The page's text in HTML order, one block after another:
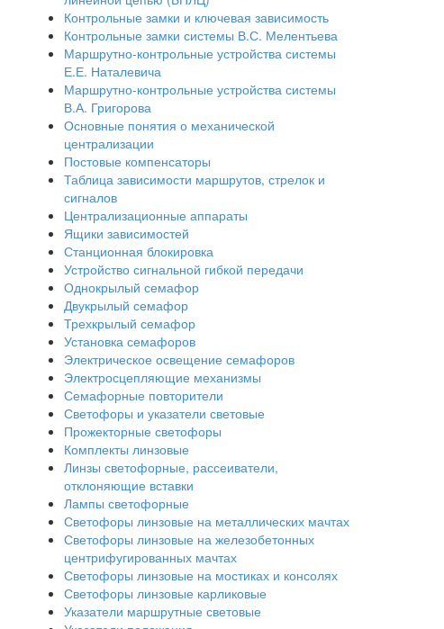
Контрольные замки и ключевая зависимость
Контрольные замки системы В.С. Мелентьева
Маршрутно-контрольные устройства системы
Е.Е. Наталевича
Маршрутно-контрольные устройства системы
В.А. Григорова
Основные понятия о механической
централизации
Постовые компенсаторы
Таблица зависимости маршрутов, стрелок и
сигналов
Централизационные аппараты
Ящики зависимостей
Станционная блокировка
Устройство сигнальной гибкой передачи
Однокрылый семафор
Двукрылый семафор
Трехкрылый семафор
Установка семафоров
Электрическое освещение семафоров
Электросцепляющие механизмы
Семафорные повторители
Светофоры и указатели световые
Прожекторные светофоры
Комплекты линзовые
Линзы светофорные, рассеиватели,
отклоняющие вставки
Лампы светофорные
Светофоры линзовые на металлических мачтах
Светофоры линзовые на железобетонных
центрифугированных мачтах
Светофоры линзовые на мостиках и консолях
Светофоры линзовые карликовые
Указатели маршрутные световые